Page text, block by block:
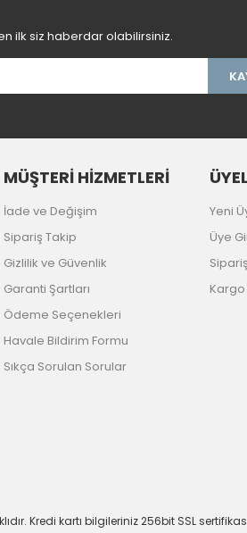
ilk siz haberdar olabilirsiniz.
MÜŞTERİ HİZMETLERİ
İade ve Değişim
Sipariş Takip
Gizlilik ve Güvenlik
Garanti Şartları
Ödeme Seçenekleri
Havale Bildirim Formu
Sıkça Sorulan Sorular
Yeni
Üye
Kredi kartı bilgileriniz 256bit SSL